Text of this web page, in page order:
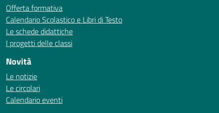
Offerta formativa
Calendario Scolastico e Libri di Testo
Le schede didattiche
I progetti delle classi
Novità
Le notizie
Le circolari
Calendario eventi